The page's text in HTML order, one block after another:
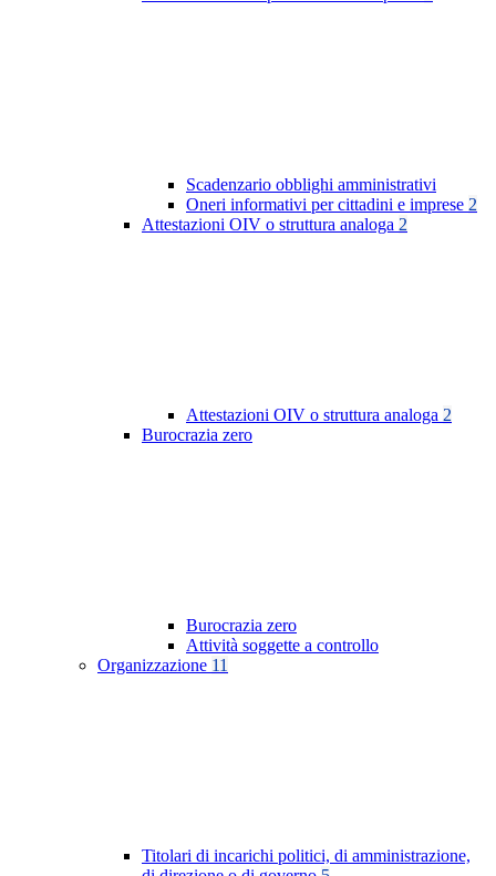
Scadenzario obblighi amministrativi
Oneri informativi per cittadini e imprese 2
Attestazioni OIV o struttura analoga 2
Attestazioni OIV o struttura analoga 2
Burocrazia zero
Burocrazia zero
Attività soggette a controllo
Organizzazione 11
Titolari di incarichi politici, di amministrazione,